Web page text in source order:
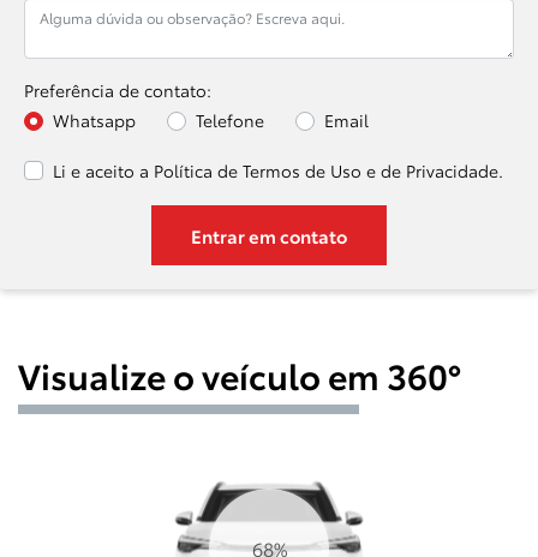
Preferência de contato:
Whatsapp
Telefone Email
Li e aceito a Política de Termos de Uso e de Privacidade.
Entrar em contato
Visualize o veículo em 360°
74%